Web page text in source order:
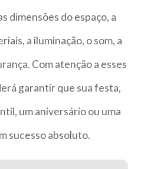
dimensões do espaço, a
a iluminação, o som, a
Com atenção a esses
garantir que sua festa,
um aniversário ou uma
sucesso absoluto.